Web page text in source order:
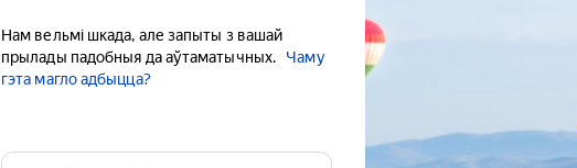
Нам вельмі шкада, але запыты з вашай
прылады падобныя да аўтаматычных.
Чаму
гэта магло адбыцца?